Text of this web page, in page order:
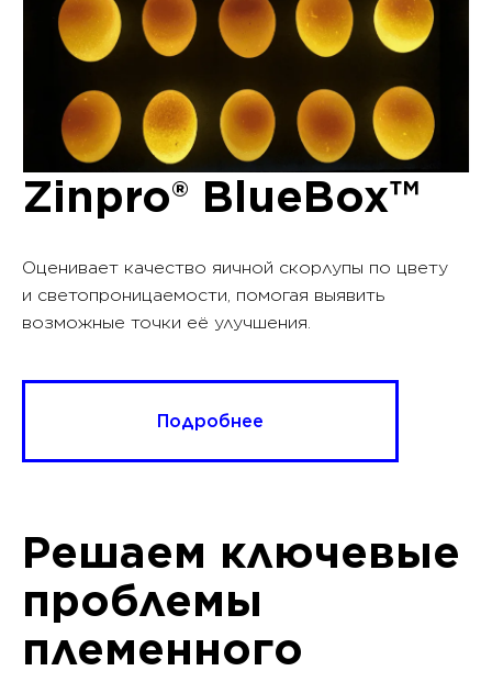
Zinpro® BlueBox™
Оценивает качество яичной скорлупы по цвету
и светопроницаемости, помогая выявить
возможные точки её улучшения.
Подробнее
Решаем ключевые
проблемы
племенного